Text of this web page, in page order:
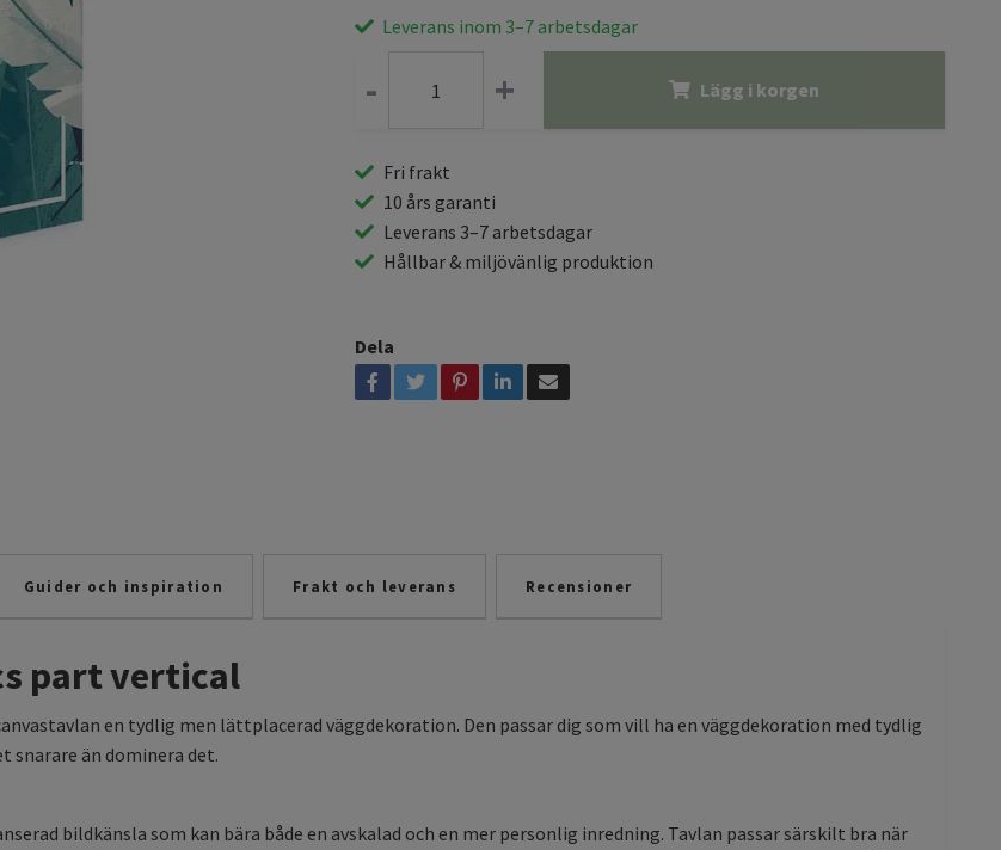
Leverans inom 3–7 arbetsdagar
- + Lägg i korgen
Fri frakt
10 års garanti
Leverans 3–7 arbetsdagar
Hållbar & miljövänlig produktion
Dela
Guider och inspiration Frakt och leverans Recensioner
part vertical
en tydlig men lättplacerad väggdekoration. Den passar dig som vill ha en väggdekoration med tydlig
än dominera det.
bildkänsla som kan bära både en avskalad och en mer personlig inredning. Tavlan passar särskilt bra när